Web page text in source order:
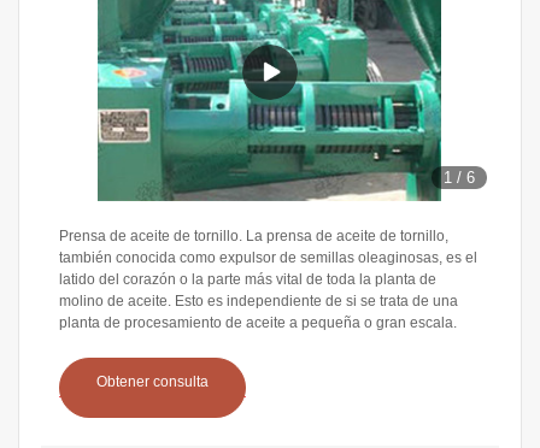
1 /6
Prensa de aceite de tornillo. La prensa de aceite de tornillo,
también conocida como expulsor de semillas oleaginosas, es el
latido del corazón o la parte más vital de toda la planta de
molino de aceite. Esto es independiente de si se trata de una
planta de procesamiento de aceite a pequeña o gran escala.
Obtener consulta